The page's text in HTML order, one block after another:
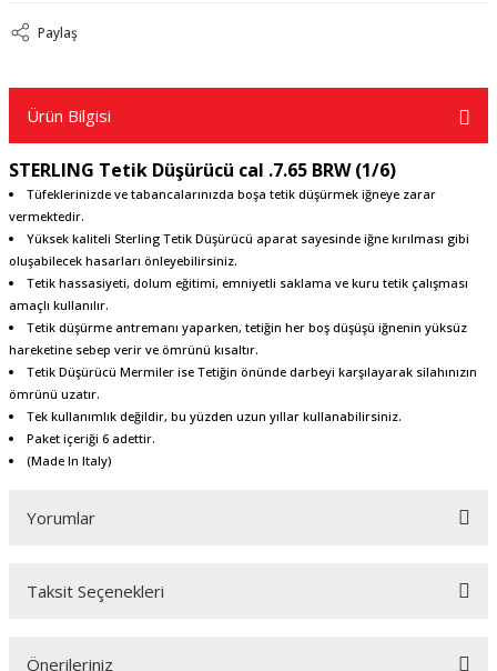
Paylaş
Ürün Bilgisi
STERLING Tetik Düşürücü cal .7.65 BRW (1/6)
Tüfeklerinizde ve tabancalarınızda boşa tetik düşürmek iğneye zarar
vermektedir.
Yüksek kaliteli Sterling Tetik Düşürücü aparat sayesinde iğne kırılması gibi
oluşabilecek hasarları önleyebilirsiniz.
Tetik hassasiyeti, dolum eğitimi, emniyetli saklama ve kuru tetik çalışması
amaçlı kullanılır.
Tetik düşürme antremanı yaparken, tetiğin her boş düşüşü iğnenin yüksüz
hareketine sebep verir ve ömrünü kısaltır.
Tetik Düşürücü Mermiler ise Tetiğin önünde darbeyi karşılayarak silahınızın
ömrünü uzatır.
Tek kullanımlık değildir, bu yüzden uzun yıllar kullanabilirsiniz.
Paket içeriği 6 adettir.
(Made In Italy)
Yorumlar
Taksit Seçenekleri
Önerileriniz